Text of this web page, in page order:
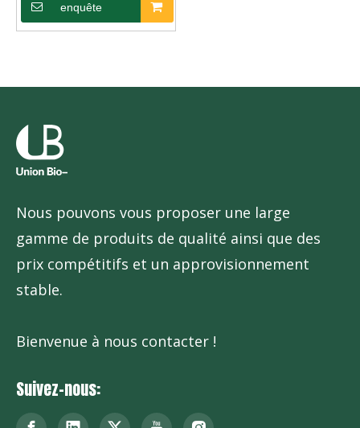
enquête
Nous pouvons vous proposer une large
gamme de produits de qualité ainsi que des
prix compétitifs et un approvisionnement
stable.
Bienvenue à nous contacter !
Suivez-nous: